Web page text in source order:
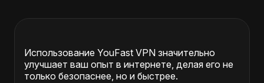
Использование YouFast VPN значительно
улучшает ваш опыт в интернете, делая его не
только безопаснее, но и быстрее.